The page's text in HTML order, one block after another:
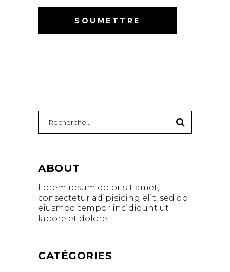
ABOUT
Lorem ipsum dolor sit amet,
consectetur adipisicing elit, sed do
eiusmod tempor incididunt ut
labore et dolore.
CATÉGORIES